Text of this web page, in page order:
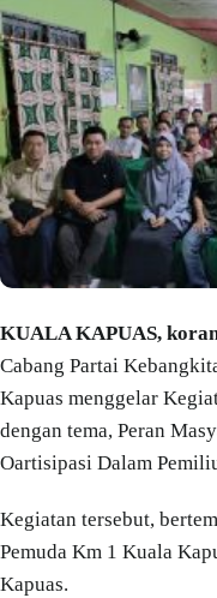
KUALA KAPUAS,
Cabang Partai
Kapuas menggelar
dengan tema, Peran
Oartisipasi Dalam
Kegiatan tersebut,
Pemuda Km 1 Kuala
Kapuas.